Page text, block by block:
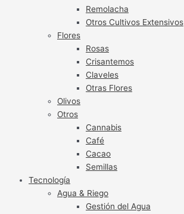
Remolacha
Otros Cultivos Extensivos
Flores
Rosas
Crisantemos
Claveles
Otras Flores
Olivos
Otros
Cannabis
Café
Cacao
Semillas
Tecnología
Agua & Riego
Gestión del Agua